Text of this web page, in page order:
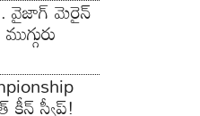
వైజాగ్ మెరైన్
స్వీప్!